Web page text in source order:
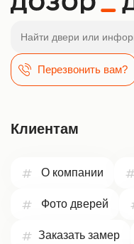
Клиентам
О компании
Фото дверей
Заказать замер
Перезвонить вам?